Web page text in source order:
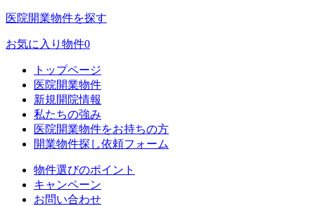
医院開業物件を探す
お気に入り物件0
トップページ
医院開業物件
新規開院情報
私たちの強み
医院開業物件をお持ちの方
開業物件探し依頼フォーム
物件選びのポイント
キャンペーン
お問い合わせ